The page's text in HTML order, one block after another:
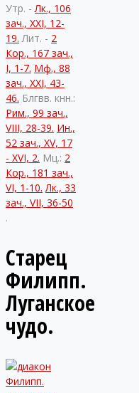
Утр. -Лк., 106
зач., XXI, 12-
19. Лит. - 2
Кор., 167 зач.,
I, 1-7. Мф., 88
зач., XXI, 43-
46. Блгвв. кнн.:
Рим., 99 зач.,
VIII, 28-39. Ин.,
52 зач., XV, 17
- XVI, 2. Мц.: 2
Кор., 181 зач.,
VI, 1-10. Лк., 33
зач., VII, 36-50
.
Старец
Филипп.
Луганское
чудо.